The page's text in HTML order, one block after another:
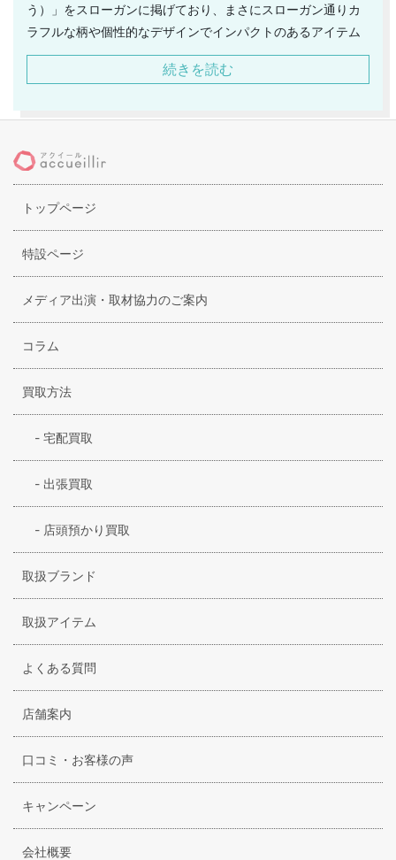
う）」をスローガンに掲げており、まさにスローガン通りカ
ラフルな柄や個性的なデザインでインパクトのあるアイテム
を展開し続けています。アパレルだけでなくシューズやバッ
グ・アクセサリーなどラインナップも充実しています。靴は
ルなスニーカーまで揃っており、1つのカテゴリーのなかでも
たレディース・メンズ・キッズ・ベビーとすべての年齢層に
合わせた幅広いアイテムを提案しています。約50人からなる
デザインチームでシーズンごとに1000種類ものアイテムを作
成しており、スピーディーな商品展開が消費者を飽きさせま
せん。2012年には本格的に日本に上陸し、ユニークなプロモ
ーションなどにも力を入れています。スペインらしい情熱と
力強さをを感じられるブランドです。
続きを読む
トップページ
特設ページ
メディア出演・取材協力のご案内
コラム
買取方法
- 宅配買取
- 出張買取
- 店頭預かり買取
取扱ブランド
取扱アイテム
よくある質問
店舗案内
口コミ・お客様の声
キャンペーン
会社概要